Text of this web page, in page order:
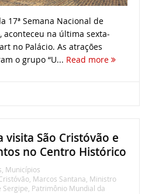
17ª Semana Nacional de
aconteceu na última sexta-
no Palácio. As atrações
o grupo “U... Read more
São Cristóvão e
no Centro Histórico
Municípios
, Marcos Santana Ministro
Sergipe Patrimônio Mundial da